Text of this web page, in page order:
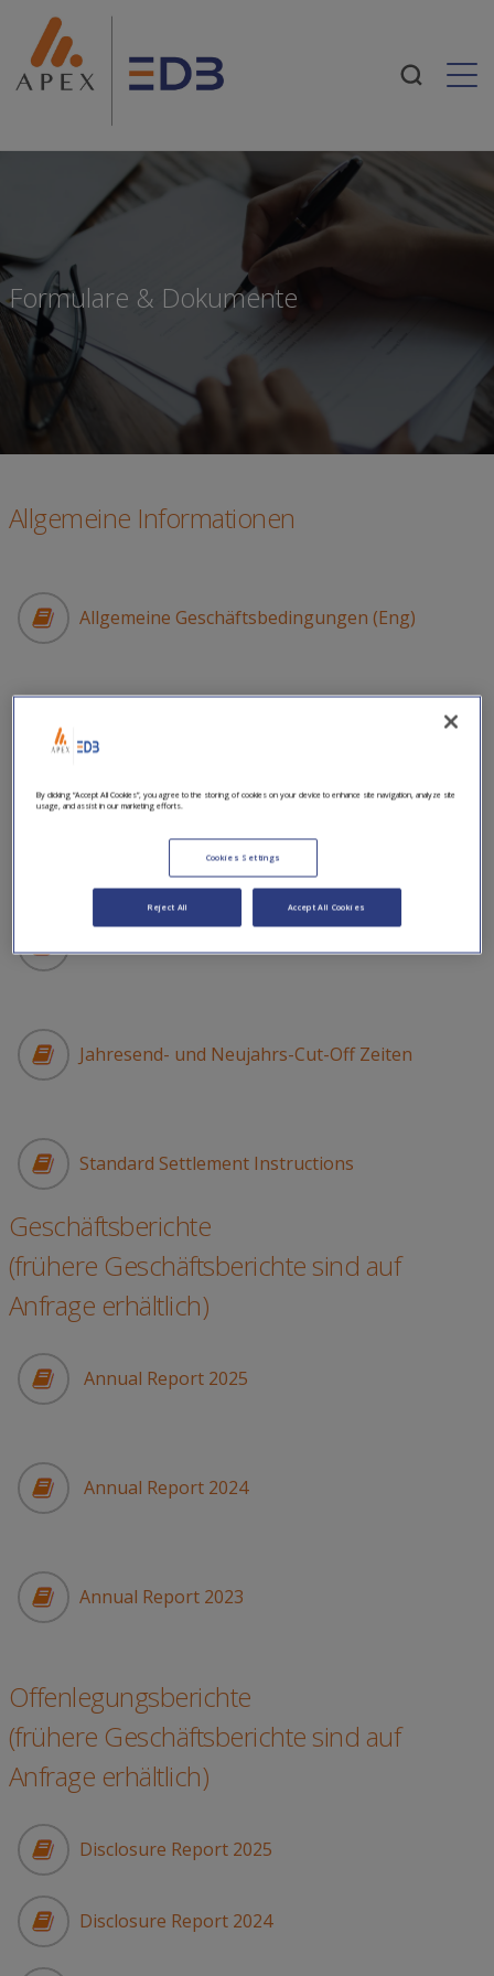
Formulare & Dokumente
Allgemeine Informationen
Allgemeine Geschäftsbedingungen (Eng)
Jährlicher Informationsbogen für den Einleger
Jahresend- und Neujahrs-Cut-Off Zeiten
Standard Settlement Instructions
Geschäftsberichte
(frühere Geschäftsberichte sind auf
Anfrage erhältlich)
Annual Report 2025
Annual Report 2024
Annual Report 2023
Offenlegungsberichte
(frühere Geschäftsberichte sind auf
Anfrage erhältlich)
Disclosure Report 2025
Disclosure Report 2024
By clicking “Accept All Cookies”, you agree to the storing of cookies on your device to enhance site navigation, analyze site
usage, and assist in our marketing efforts.
Cookies Settings
Reject All Accept All Cookies